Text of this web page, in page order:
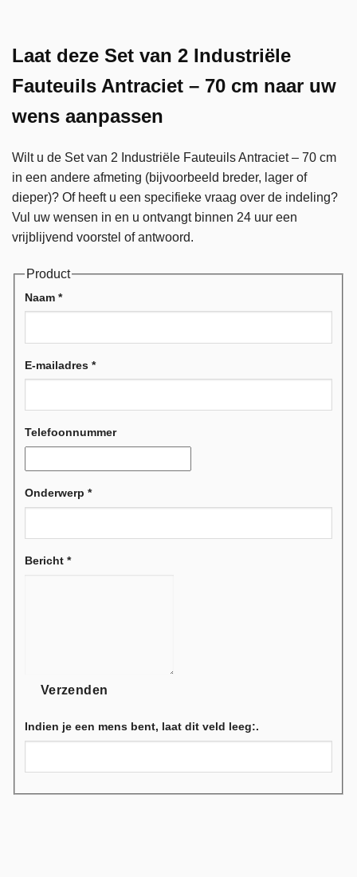
Laat deze Set van 2 Industriële
Fauteuils Antraciet – 70 cm naar uw
wens aanpassen
Wilt u de Set van 2 Industriële Fauteuils Antraciet – 70 cm
in een andere afmeting (bijvoorbeeld breder, lager of
dieper)? Of heeft u een specifieke vraag over de indeling?
Vul uw wensen in en u ontvangt binnen 24 uur een
vrijblijvend voorstel of antwoord.
Product
Naam *
E-mailadres *
Telefoonnummer
Onderwerp *
Bericht *
Verzenden
Indien je een mens bent, laat dit veld leeg:.